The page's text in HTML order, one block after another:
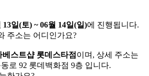
13일(토) ~ 06월 14일(일)에 진행됩니다.
주소는 어디인가요?
스트샵 롯데스타점 이며, 상세 주소는
로 92 롯데백화점 9층 입니다.